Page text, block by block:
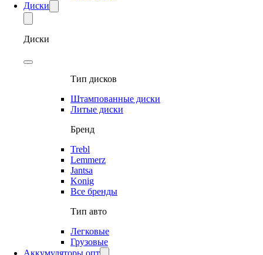
Диски
Диски
Тип дисков
Штампованные диски
Литые диски
Бренд
Trebl
Lemmerz
Jantsa
Konig
Все бренды
Тип авто
Легковые
Грузовые
Аккумуляторы опт